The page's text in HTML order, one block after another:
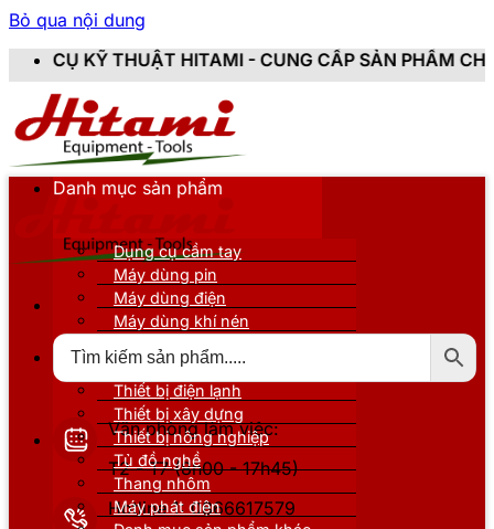
Bỏ qua nội dung
HITAMI - CUNG CẤP SẢN PHẨM CHÍNH HÃNG, MỚI
Văn phòng làm việc:
T2 - T7 (8h00 - 17h45)
Hotline 1: 0866617579
Danh mục sản phẩm
Dụng cụ cầm tay
Máy dùng pin
Máy dùng điện
Máy dùng khí nén
Thiết bị nâng đỡ
Thiết bị điện lạnh
Thiết bị xây dựng
Thiết bị nông nghiệp
Tủ đồ nghề
Thang nhôm
Máy phát điện